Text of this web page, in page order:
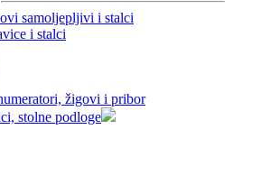
samoljepljivi i stalci
i stalci
žigovi i pribor
stolne podloge